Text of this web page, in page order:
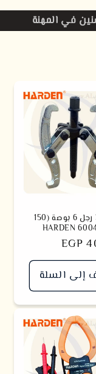
في المهنة
زرجينة 3 رجل 6 بوصة (150
EGP
إلى السلة